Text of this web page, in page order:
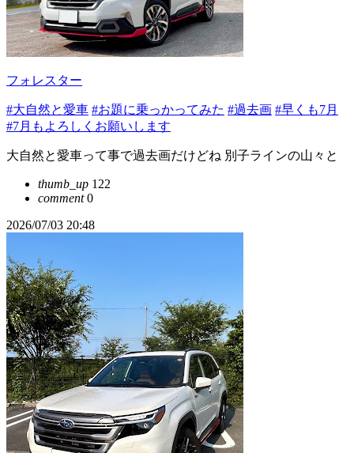
フォレスター
#大自然と愛車 #お題に乗っかってみた #過去画 #早くも7月
#7月もよろしくお願いします
大自然と愛車って事で過去画だけどね 別子ラインの山々と
thumb_up 122
comment0
2026/07/03 20:48